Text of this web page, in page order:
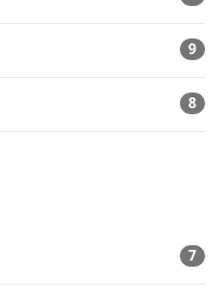
9
8
7